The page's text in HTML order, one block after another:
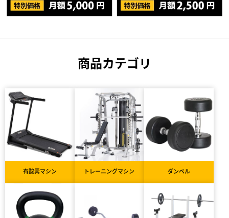
商品カテゴリ
有酸素マシン トレーニングマシン ダンベル